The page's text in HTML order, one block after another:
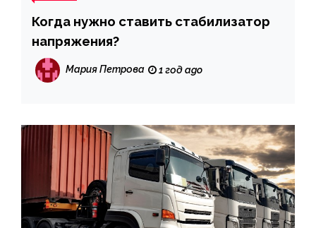
Когда нужно ставить стабилизатор
напряжения?
Мария Петрова 1 год ago